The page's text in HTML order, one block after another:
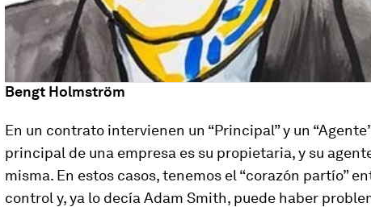
Bengt Holmström
En un contrato intervienen un “Principal” y un
principal de una empresa es su propietaria, y su
misma. En estos casos, tenemos el “corazón partío”
control y, ya lo decía Adam Smith, puede haber